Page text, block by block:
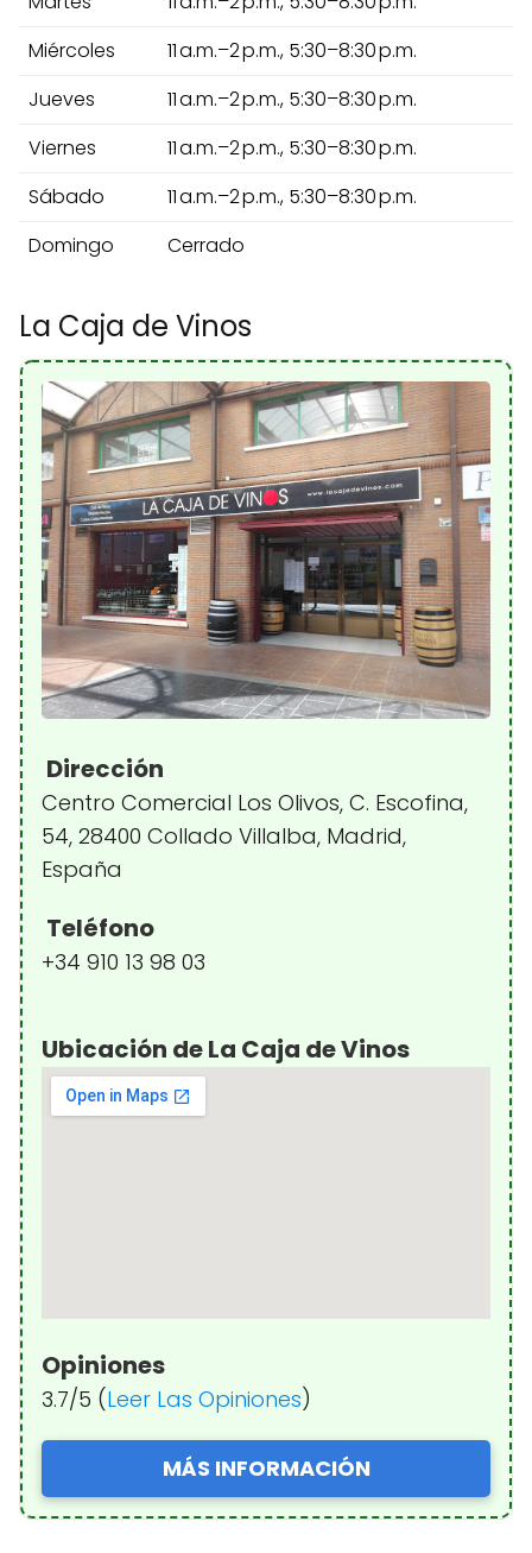
Miércoles
11 a.m.–2 p.m., 5:30–8:30 p.m.
Jueves
11 a.m.–2 p.m., 5:30–8:30 p.m.
Viernes
11 a.m.–2 p.m., 5:30–8:30 p.m.
Sábado
11 a.m.–2 p.m., 5:30–8:30 p.m.
Domingo
Cerrado
La Caja de Vinos
Dirección
Centro Comercial Los Olivos, C. Escofina,
54, 28400 Collado Villalba, Madrid,
España
Teléfono
+34 910 13 98 03
Ubicación de La Caja de Vinos
Opiniones
3.7/5 (Leer Las Opiniones)
MÁS INFORMACIÓN